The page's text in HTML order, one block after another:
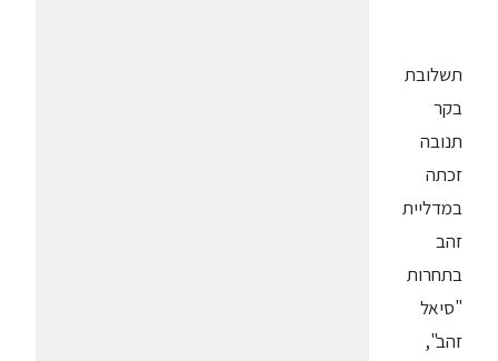
תשלובת
בקר
תנובה
זכתה
במדליית
זהב
בתחרות
"סיאל
זהב",